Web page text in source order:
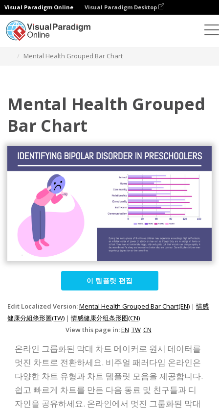
Visual Paradigm Online Visual Paradigm Desktop
Mental Health Grouped Bar Chart
Mental Health Grouped
Bar Chart
이 템플릿 편집
Edit Localized Version:Mental Health Grouped Bar Chart(EN) |情感
健康分組條形圖(TW) |情感健康分组条形图(CN)
View this page in:EN TW CN
온라인 그룹화된 막대 차트 메이커로 원시 데이터를
멋진 차트로 전환하세요. 비주얼 패러다임 온라인은
다양한 차트 유형과 차트 템플릿 모음을 제공합니다.
쉽고 빠르게 차트를 만든 다음 동료 및 친구들과 디
자인을 공유하세요. 온라인에서 멋진 그룹화된 막대